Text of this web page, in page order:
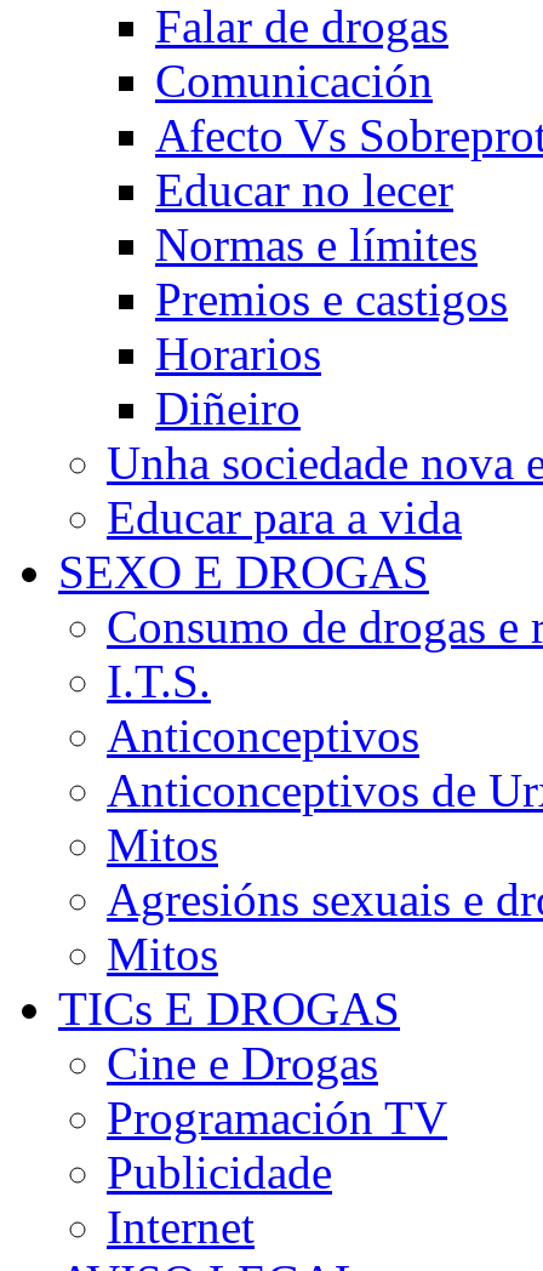
Falar de drogas
Comunicación
Afecto Vs
Educar no lecer
Normas e límites
Premios e castigos
Horarios
Diñeiro
Unha sociedade nova
Educar para a vida
SEXO E DROGAS
Consumo de drogas e
I.T.S.
Anticonceptivos
Anticonceptivos de
Mitos
Agresións sexuais e
Mitos
TICs E DROGAS
Cine e Drogas
Programación TV
Publicidade
Internet